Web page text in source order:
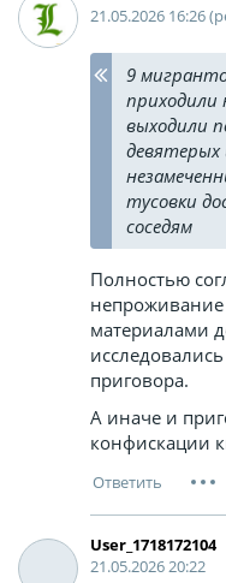
21.05.2026 16:26
9
приходили
выходили
девятерых
тусовки
соседям
Полностью
материалами
приговора.
А иначе и
конфискации
User_1718172104
21.05.2026 20:22